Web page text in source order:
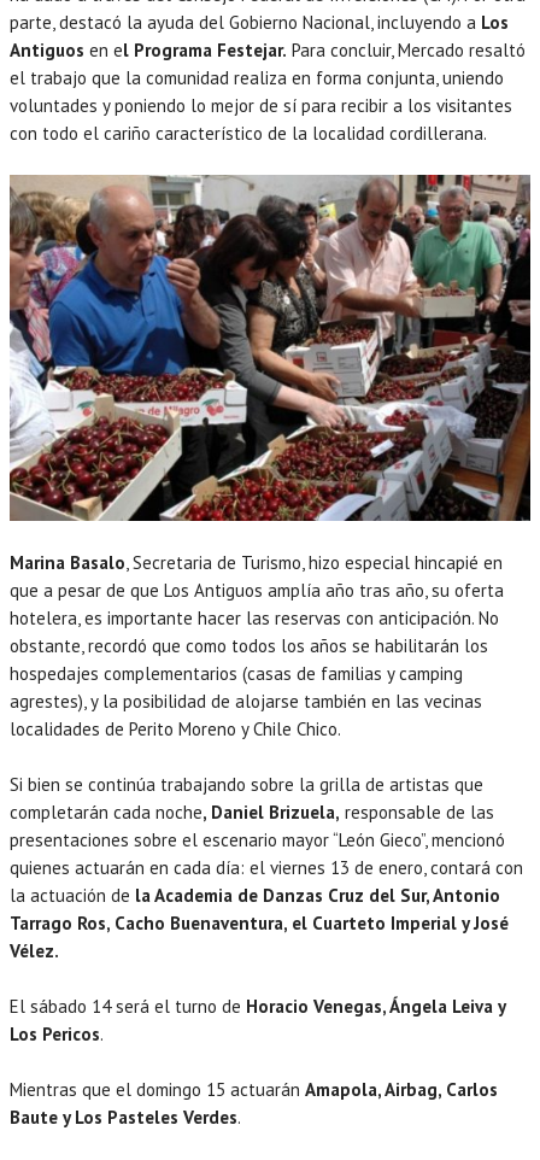
parte, destacó la ayuda del Gobierno Nacional, incluyendo a Los
Antiguos en el Programa Festejar. Para concluir, Mercado resaltó
el trabajo que la comunidad realiza en forma conjunta, uniendo
voluntades y poniendo lo mejor de sí para recibir a los visitantes
con todo el cariño característico de la localidad cordillerana.
Marina Basalo, Secretaria de Turismo, hizo especial hincapié en
que a pesar de que Los Antiguos amplía año tras año, su oferta
hotelera, es importante hacer las reservas con anticipación. No
obstante, recordó que como todos los años se habilitarán los
hospedajes complementarios (casas de familias y camping
agrestes), y la posibilidad de alojarse también en las vecinas
localidades de Perito Moreno y Chile Chico.
Si bien se continúa trabajando sobre la grilla de artistas que
completarán cada noche, Daniel Brizuela, responsable de las
presentaciones sobre el escenario mayor “León Gieco”, mencionó
quienes actuarán en cada día: el viernes 13 de enero, contará con
la actuación de la Academia de Danzas Cruz del Sur, Antonio
Tarrago Ros, Cacho Buenaventura, el Cuarteto Imperial y José
Vélez.
El sábado 14 será el turno de Horacio Venegas, Ángela Leiva y
Los Pericos.
Mientras que el domingo 15 actuarán Amapola, Airbag, Carlos
Baute y Los Pasteles Verdes.